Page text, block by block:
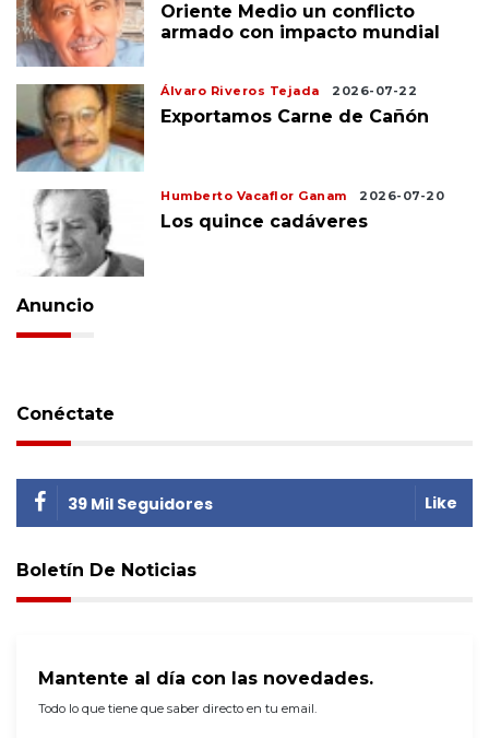
Oriente Medio un conflicto
armado con impacto mundial
Álvaro Riveros Tejada 2026-07-22
Exportamos Carne de Cañón
Humberto Vacaflor Ganam 2026-07-20
Los quince cadáveres
Anuncio
Conéctate
39 Mil Seguidores Like
Boletín De Noticias
Mantente al día con las novedades.
Todo lo que tiene que saber directo en tu email.